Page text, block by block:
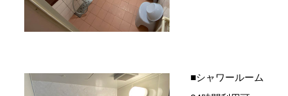
■シャワールーム